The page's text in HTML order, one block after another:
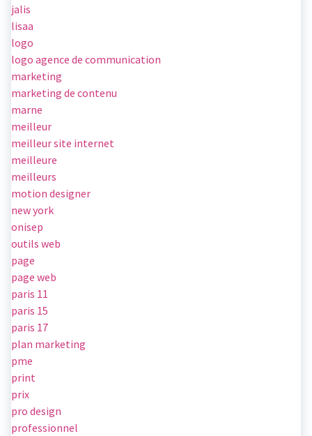
jalis
lisaa
logo
logo agence de communication
marketing
marketing de contenu
marne
meilleur
meilleur site internet
meilleure
meilleurs
motion designer
new york
onisep
outils web
page
page web
paris 11
paris 15
paris 17
plan marketing
pme
print
prix
pro design
professionnel